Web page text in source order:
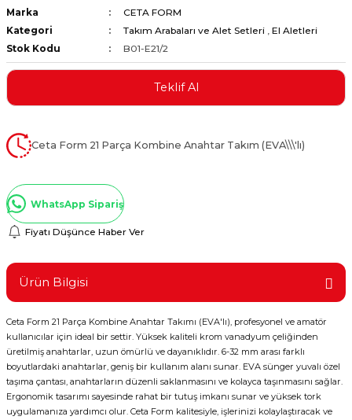
Kaplamalar
ve Penseler
Marka
CETA FORM
Kategori
Takım Arabaları ve Alet Setleri , El Aletleri
Stok Kodu
B01-E21/2
Teklif Al
Ceta Form 21 Parça Kombine Anahtar Takım (EVA\\\'lı)
WhatsApp Sipariş
Fiyatı Düşünce Haber Ver
Ürün Bilgisi
Ceta Form 21 Parça Kombine Anahtar Takımı (EVA'lı), profesyonel ve amatör
kullanıcılar için ideal bir settir. Yüksek kaliteli krom vanadyum çeliğinden
üretilmiş anahtarlar, uzun ömürlü ve dayanıklıdır. 6-32 mm arası farklı
boyutlardaki anahtarlar, geniş bir kullanım alanı sunar. EVA sünger yuvalı özel
taşıma çantası, anahtarların düzenli saklanmasını ve kolayca taşınmasını sağlar.
Ergonomik tasarımı sayesinde rahat bir tutuş imkanı sunar ve yüksek tork
uygulamanıza yardımcı olur. Ceta Form kalitesiyle, işlerinizi kolaylaştıracak ve